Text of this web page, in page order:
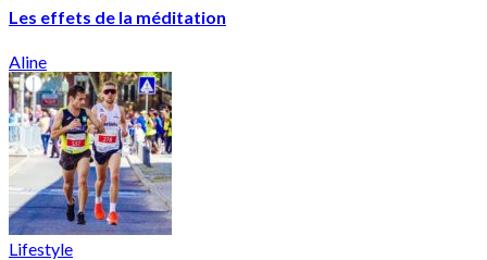
Les effets de la méditation
Aline
Lifestyle